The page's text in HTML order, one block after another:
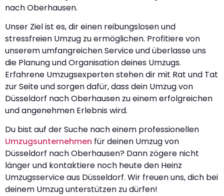
nach Oberhausen.
Unser Ziel ist es, dir einen reibungslosen und
stressfreien Umzug zu ermöglichen. Profitiere von
unserem umfangreichen Service und überlasse uns
die Planung und Organisation deines Umzugs.
Erfahrene Umzugsexperten stehen dir mit Rat und Tat
zur Seite und sorgen dafür, dass dein Umzug von
Düsseldorf nach Oberhausen zu einem erfolgreichen
und angenehmen Erlebnis wird.
Du bist auf der Suche nach einem professionellen
Umzugsunternehmen für deinen Umzug von
Düsseldorf nach Oberhausen? Dann zögere nicht
länger und kontaktiere noch heute den Heinz
Umzugsservice aus Düsseldorf. Wir freuen uns, dich bei
deinem Umzug unterstützen zu dürfen!